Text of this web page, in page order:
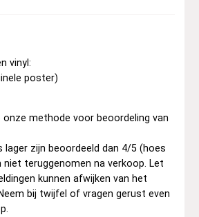
vinyl:
poster)
onze methode voor beoordeling van
lager zijn beoordeeld dan 4/5 (hoes
teruggenomen na verkoop. Let
kunnen afwijken van het
bij twijfel of vragen gerust even